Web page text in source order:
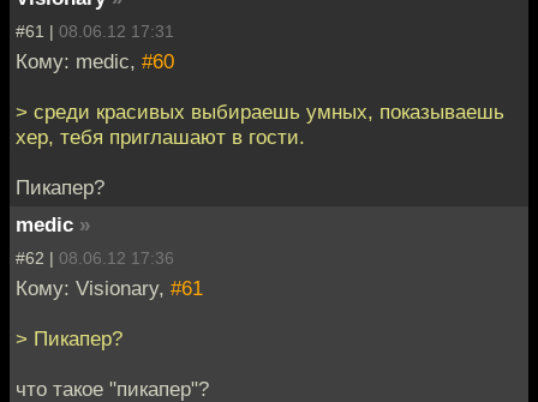
#61 | 08.06.12 17:31
Кому: medic, #60
> среди красивых выбираешь умных, показываешь
хер, тебя приглашают в гости.
Пикапер?
medic »
#62 | 08.06.12 17:36
Кому: Visionary, #61
> Пикапер?
что такое "пикапер"?